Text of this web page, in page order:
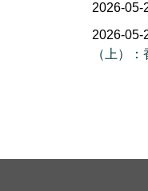
2026-05-
2026-05-
（上）